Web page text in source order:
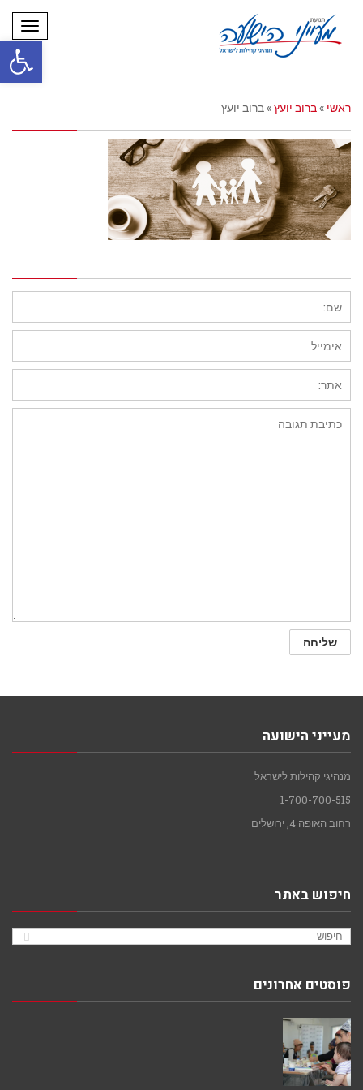
פתח
ראשי »ברוב יועץ»ברוב יועץ
מעייני הישועה
מנהיגי קהילות לישראל
1-700-700-515
רחוב האופה 4, ירושלים
חיפוש באתר
פוסטים אחרונים